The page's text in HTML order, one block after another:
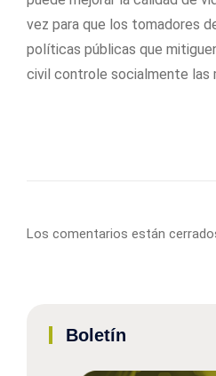
vez para que los tomadores
políticas públicas que
civil controle socialmente las
Los comentarios están
Boletín